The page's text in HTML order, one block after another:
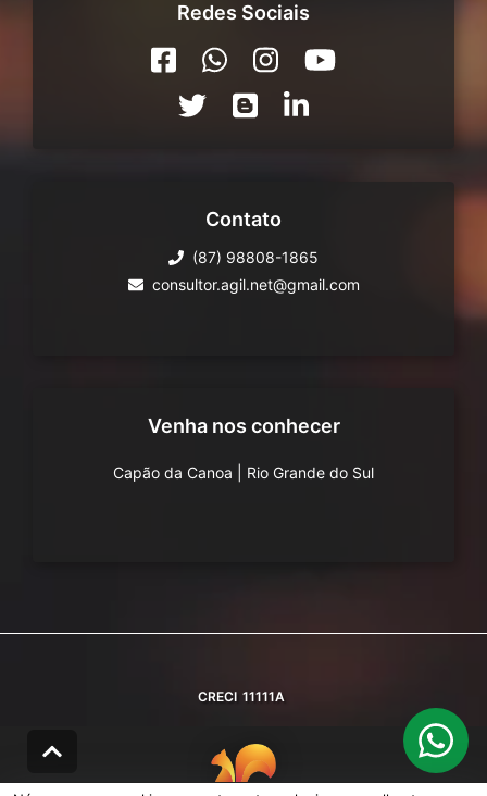
Redes Sociais
Contato
(87) 98808-1865
consultor.agil.net@gmail.com
Venha nos conhecer
Capão da Canoa Rio Grande do Sul
CRECI 11111A